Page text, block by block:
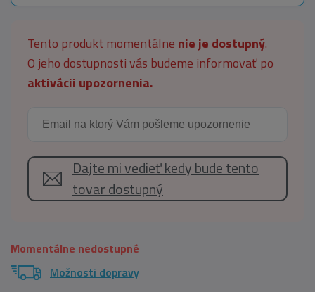
Tento produkt momentálne nie je dostupný.
O jeho dostupnosti vás budeme informovať po
aktivácii upozornenia.
Dajte mi vedieť kedy bude tento
tovar dostupný
Momentálne nedostupné
Možnosti dopravy